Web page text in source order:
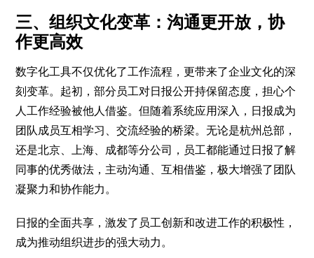
三、组织文化变革：沟通更开放，协
作更高效
数字化工具不仅优化了工作流程，更带来了企业文化的深
刻变革。起初，部分员工对日报公开持保留态度，担心个
人工作经验被他人借鉴。但随着系统应用深入，日报成为
团队成员互相学习、交流经验的桥梁。无论是杭州总部，
还是北京、上海、成都等分公司，员工都能通过日报了解
同事的优秀做法，主动沟通、互相借鉴，极大增强了团队
凝聚力和协作能力。
日报的全面共享，激发了员工创新和改进工作的积极性，
成为推动组织进步的强大动力。